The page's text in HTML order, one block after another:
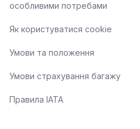
особливими потребами
Як користуватися cookie
Умови та положення
Умови страхування багажу
Правила ІАТА